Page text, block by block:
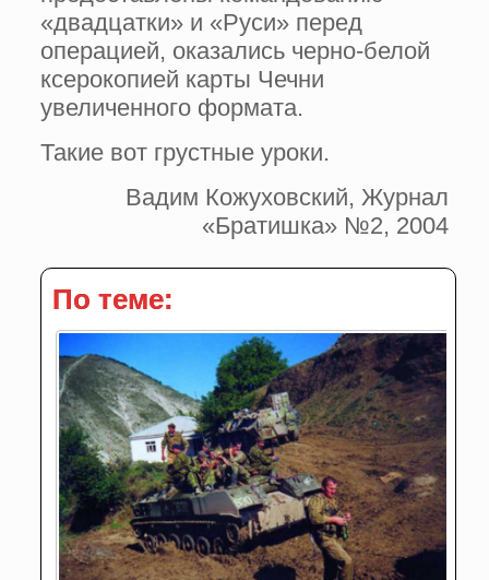
«двадцатки» и «Руси» перед
операцией, оказались черно-белой
ксерокопией карты Чечни
увеличенного формата.
Такие вот грустные уроки.
Вадим Кожуховский, Журнал
«Братишка» №2, 2004
По теме: